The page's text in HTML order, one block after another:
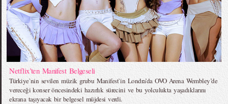
Netflix’ten Manifest Belgeseli
Türkiye`nin sevilen müzik grubu Manifest`in Londra’da OVO Arena Wembley’de
vereceği konser öncesindeki hazırlık sürecini ve bu yolculukta yaşadıklarını
ekrana taşıyacak bir belgesel müjdesi verdi.